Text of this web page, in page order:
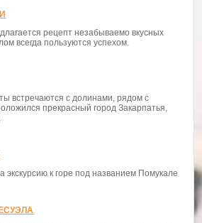
рецепт незабываемо вкусных
всегда пользуются успехом.
встречаются с долинами, рядом с
прекрасный город Закарпатья,
экскурсию к горе под названием Помукале